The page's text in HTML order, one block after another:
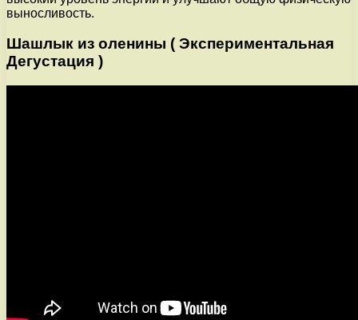
выносливость.
Шашлык из оленины ( Экспериментальная
Дегустация )